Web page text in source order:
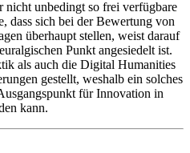
nicht unbedingt so frei verfügbare
dass sich bei der Bewertung von
überhaupt stellen, weist darauf
Punkt angesiedelt ist.
als auch die Digital Humanities
gestellt, weshalb ein solches
für Innovation in
kann.